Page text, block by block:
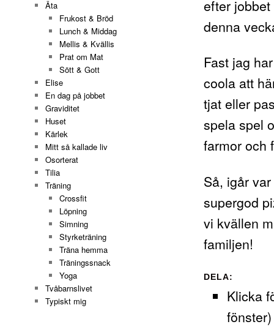
efter
denna
Fast jag
coola att
tjat eller
spela spel
farmor och
Så, igår
supergod
vi kvällen
familjen!
DELA:
Klicka
fönster)
Äta
Frukost & Bröd
Lunch & Middag
Mellis & Kvällis
Prat om Mat
Sött & Gott
Elise
En dag på jobbet
Graviditet
Huset
Kärlek
Mitt så kallade liv
Osorterat
Tilia
Träning
Crossfit
Löpning
Simning
Styrketräning
Träna hemma
Träningssnack
Yoga
Tvåbarnslivet
Typiskt mig